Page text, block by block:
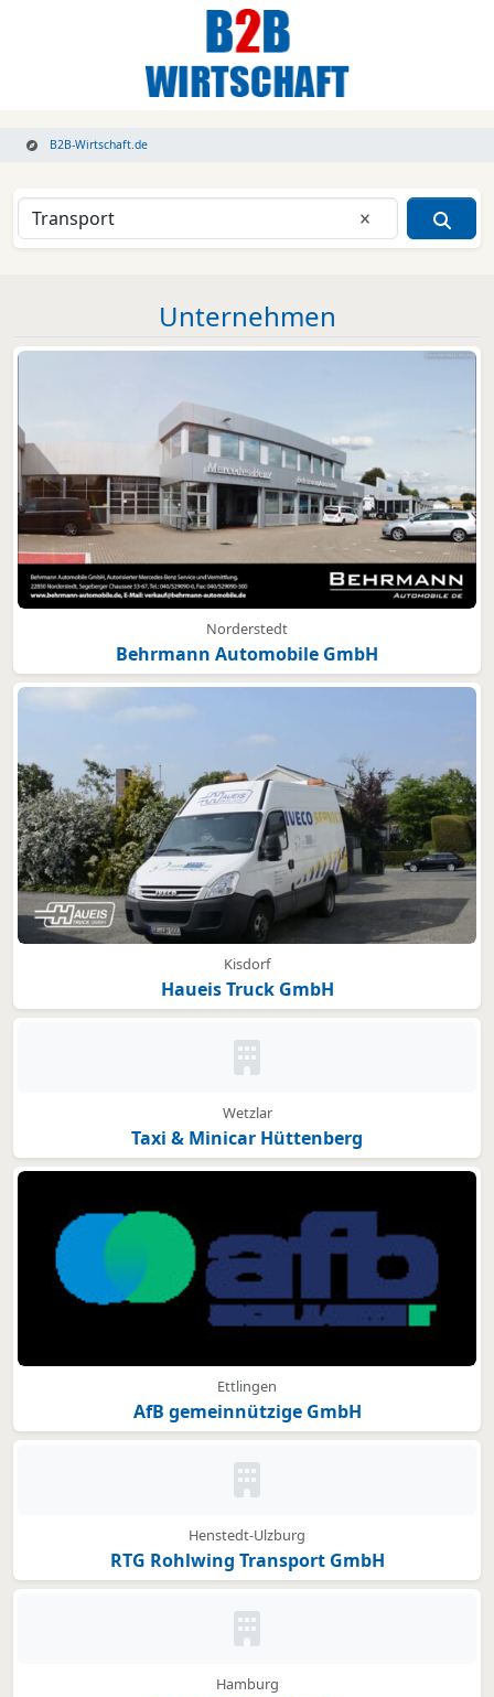
B2B-Wirtschaft.de
Eingabe
Unternehmen
Norderstedt
Behrmann Automobile GmbH
Kisdorf
Haueis Truck GmbH
Kein Bild oder Logo hinterlegt
Wetzlar
Taxi & Minicar Hüttenberg
Ettlingen
AfB gemeinnützige GmbH
Kein Bild oder Logo hinterlegt
Henstedt-Ulzburg
RTG Rohlwing Transport GmbH
Kein Bild oder Logo hinterlegt
Hamburg